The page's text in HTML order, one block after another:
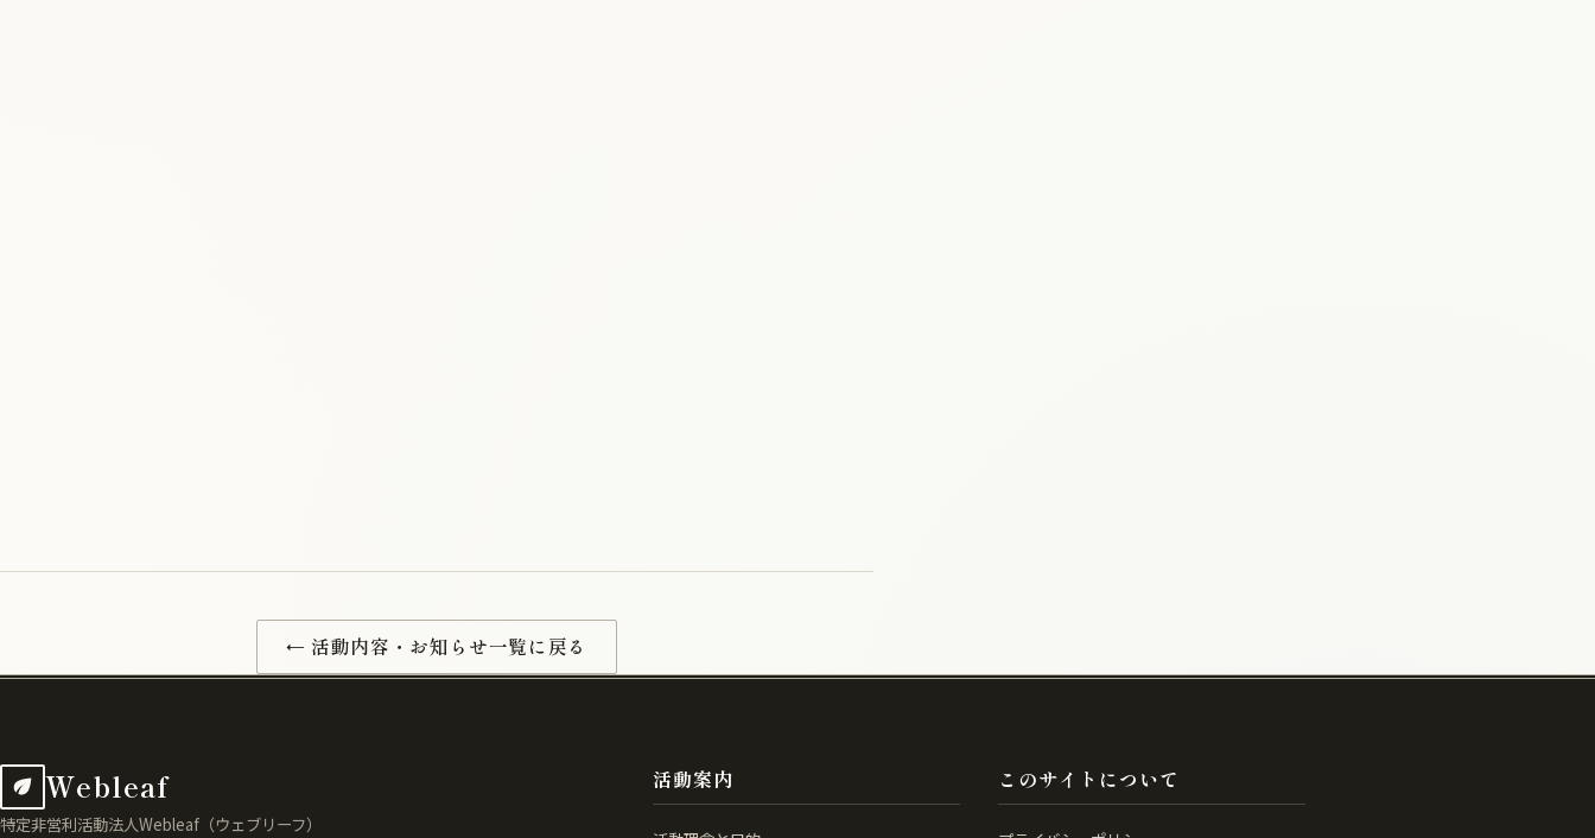
← 活動内容・お知らせ一覧に戻る
Webleaf
特定非営利活動法人Webleaf（ウェブリーフ）
活動案内 このサイトについて